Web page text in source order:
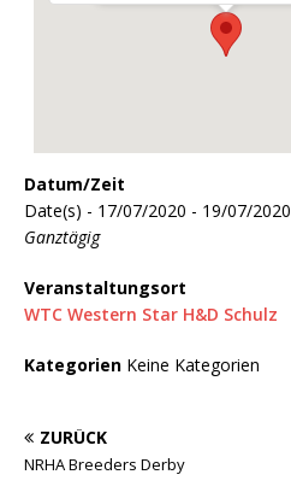
Datum/Zeit
Date(s) - 17/07/2020 - 19/07/2020
Ganztägig
Veranstaltungsort
WTC Western Star H&D Schulz
Kategorien Keine Kategorien
ZURÜCK
NRHA Breeders Derby